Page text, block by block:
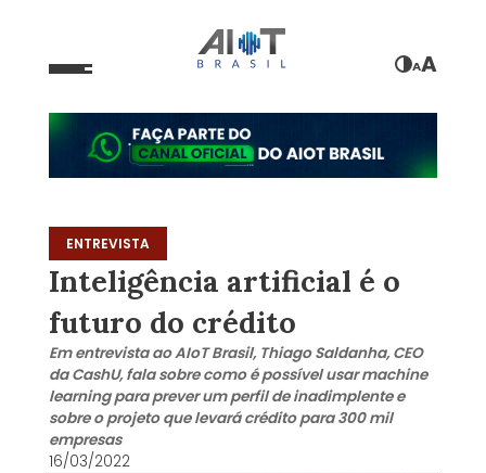
AA
ENTREVISTA
Inteligência artificial é o
futuro do crédito
Em entrevista ao AIoT Brasil, Thiago Saldanha, CEO
da CashU, fala sobre como é possível usar machine
learning para prever um perfil de inadimplente e
sobre o projeto que levará crédito para 300 mil
empresas
16/03/2022